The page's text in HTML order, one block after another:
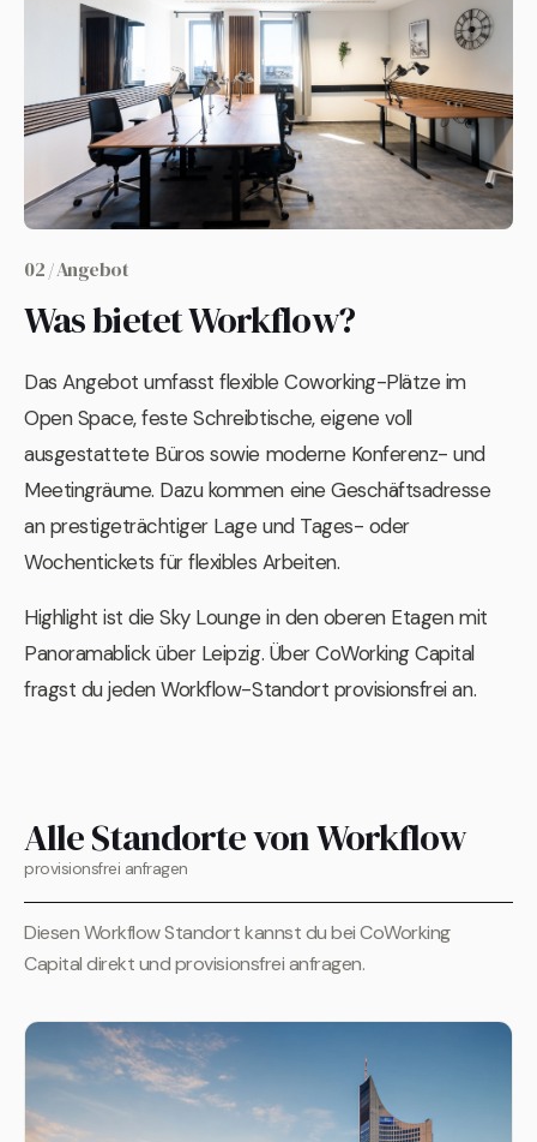
02 / Angebot
Was bietet Workflow?
Das Angebot umfasst flexible Coworking-Plätze im
Open Space, feste Schreibtische, eigene voll
ausgestattete Büros sowie moderne Konferenz- und
Meetingräume. Dazu kommen eine Geschäftsadresse
an prestigeträchtiger Lage und Tages- oder
Wochentickets für flexibles Arbeiten.
Highlight ist die Sky Lounge in den oberen Etagen mit
Panoramablick über Leipzig. Über CoWorking Capital
fragst du jeden Workflow-Standort provisionsfrei an.
Alle Standorte von Workflow
provisionsfrei anfragen
Diesen Workflow Standort kannst du bei CoWorking
Capital direkt und provisionsfrei anfragen.